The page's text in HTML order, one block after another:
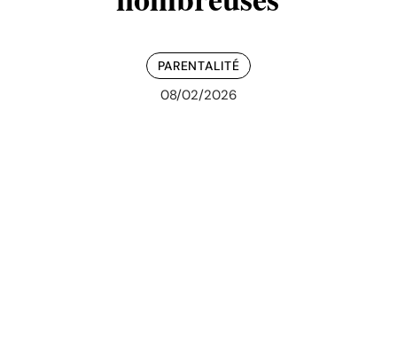
PARENTALITÉ
08/02/2026